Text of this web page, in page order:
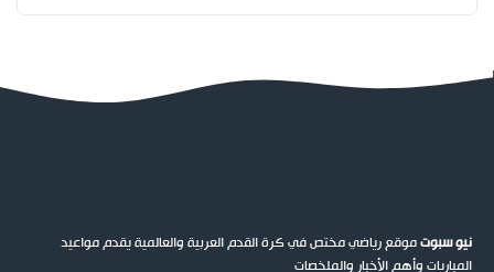
نيو سبوتموقع رياضي مختص في كرة القدم العربية والعالمية يقدم مواعيد
المباريات وأهم الأخبار والملخصات